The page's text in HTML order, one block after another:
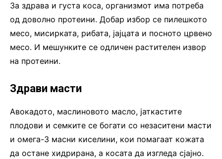
За здрава и густа коса, организмот има потреба
од доволно протеини. Добар избор се пилешкото
месо, мисирката, рибата, јајцата и посното црвено
месо. И мешунките се одличен растителен извор
на протеини.
Здрави масти
Авокадото, маслиновото масло, јаткастите
плодови и семките се богати со незаситени масти
и омега-3 масни киселини, кои помагаат кожата
да остане хидрирана, а косата да изгледа сјајно.